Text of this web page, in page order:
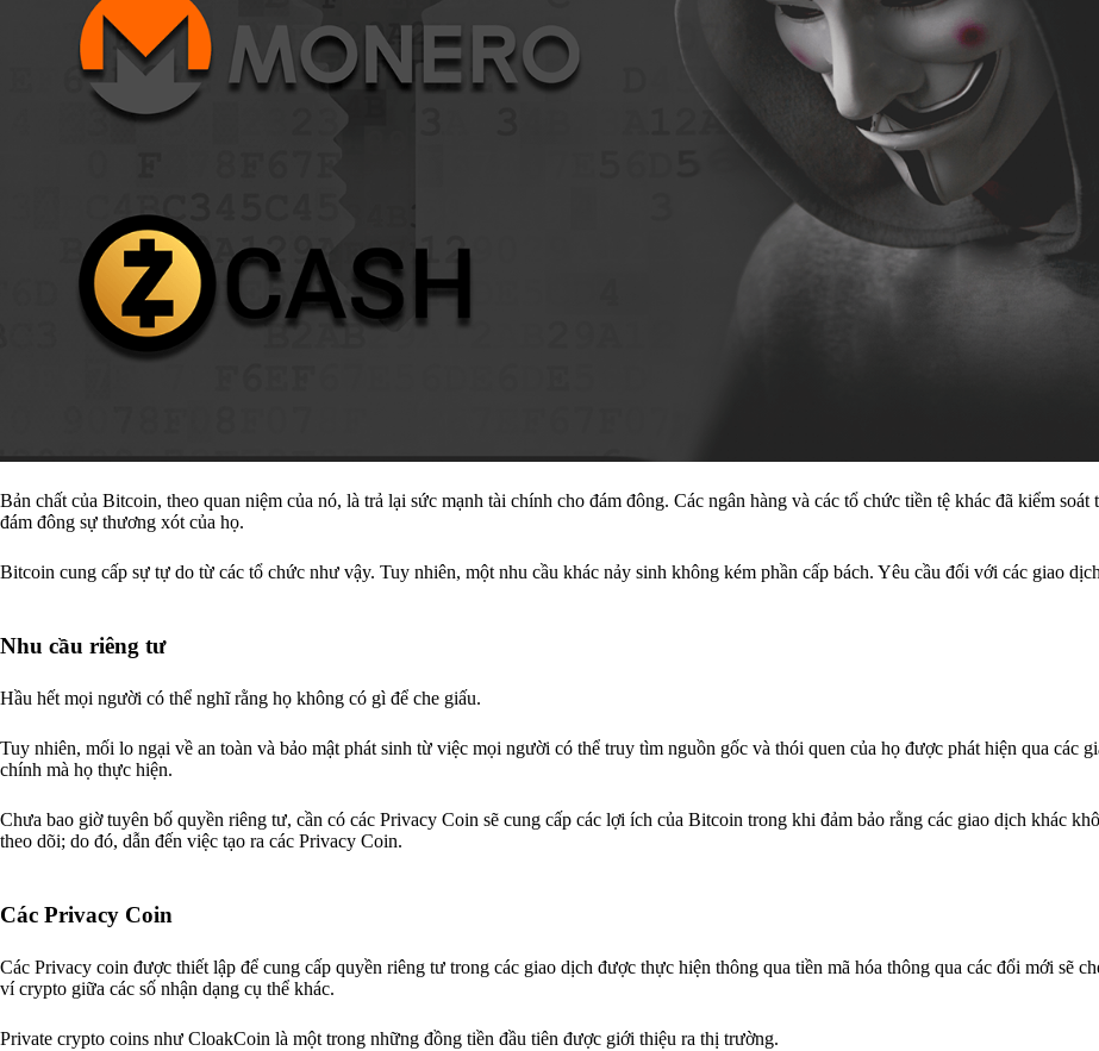
Bản chất của Bitcoin, theo quan niệm của nó, là trả lại sức mạnh tài chính cho đám đông. Các ngân hàng và các tổ chức tiền tệ khác đã kiểm soát
đám đông sự thương xót của họ.
Bitcoin cung cấp sự tự do từ các tổ chức như vậy. Tuy nhiên, một nhu cầu khác nảy sinh không kém phần cấp bách. Yêu cầu đối với các giao
Nhu cầu riêng tư
Hầu hết mọi người có thể nghĩ rằng họ không có gì để che giấu.
Tuy nhiên, mối lo ngại về an toàn và bảo mật phát sinh từ việc mọi người có thể truy tìm nguồn gốc và thói quen của họ được phát hiện qua các
chính mà họ thực hiện.
Chưa bao giờ tuyên bố quyền riêng tư, cần có các Privacy Coin sẽ cung cấp các lợi ích của Bitcoin trong khi đảm bảo rằng các giao dịch khác
theo dõi; do đó, dẫn đến việc tạo ra các Privacy Coin.
Các Privacy Coin
Các Privacy coin được thiết lập để cung cấp quyền riêng tư trong các giao dịch được thực hiện thông qua tiền mã hóa thông qua các đổi mới sẽ
ví crypto giữa các số nhận dạng cụ thể khác.
Private crypto coins như CloakCoin là một trong những đồng tiền đầu tiên được giới thiệu ra thị trường.